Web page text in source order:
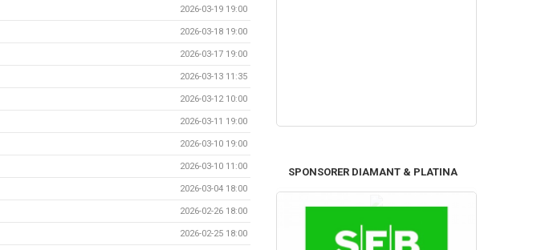
2026-03-19 19:00
2026-03-18 19:00
2026-03-17 19:00
2026-03-13 11:35
2026-03-12 10:00
2026-03-11 19:00
2026-03-10 19:00
2026-03-10 11:00
2026-03-04 18:00
2026-02-26 18:00
2026-02-25 18:00
SPONSORER DIAMANT & PLATINA